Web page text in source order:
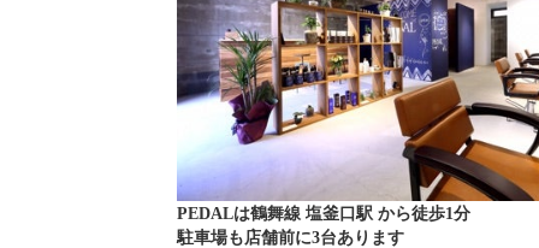
PEDALは鶴舞線 塩釜口駅 から徒歩1分
駐車場も店舗前に3台あります